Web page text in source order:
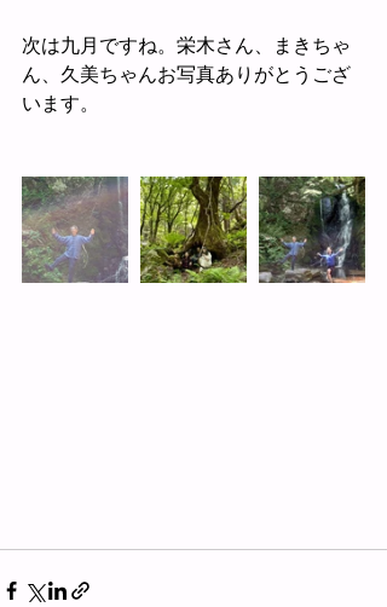
次は九月ですね。栄木さん、まきちゃ
ん、久美ちゃんお写真ありがとうござ
います。